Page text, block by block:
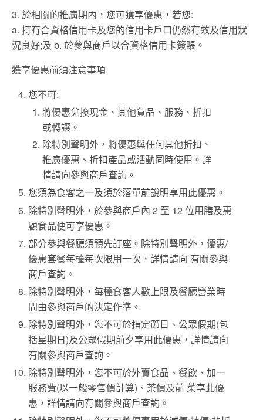
3. 於相關的推廣期內，您可獲享優惠，若您:
a. 持有合資格信用卡及您的信用卡戶口仍然有效及信用狀
況良好;及 b. 於參與商戶以合資格信用卡簽賬。
獲享優惠前須注意事項
您不可:
將優惠兌換現金、其他貨品、服務、折扣
或轉讓。
除特別聲明外，將優惠與任何其他折扣、
推廣優惠、折扣產品或活動同時使用。詳
情請向參與商戶查詢。
您須為食客之一及須於落單前說明享用此優惠。
除特別聲明外，於參與商戶內 2 至 12 位用膳及惠
顧食品便可享優惠。
部分參與餐廳須預先訂座。除特別聲明外，優惠/
優惠套餐每檯每次限用一次，詳情請向 有關參與
商戶查詢。
除特別聲明外，每檯食客人數上限及餐廳營業時
間由參與商戶的決定作準。
除特別聲明外，您不可於指定節日、公眾假期(包
括星期日)及公眾假期前夕享用此優惠，詳情請向
有關參與商戶查詢。
除特別聲明外，您不可於外賣食品、餐飲、加一
服務費(以一般零售價計算)、茶價及前 菜享此優
惠，詳情請向有關參與商戶查詢。